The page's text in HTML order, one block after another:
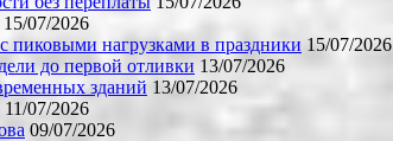
15/07/2026
пиковыми нагрузками в праздники 15/07/2026
до первой отливки 13/07/2026
зданий 13/07/2026
11/07/2026
09/07/2026